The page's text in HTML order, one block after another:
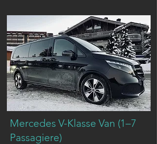
Mercedes V-Klasse Van (1–7
Passagiere)